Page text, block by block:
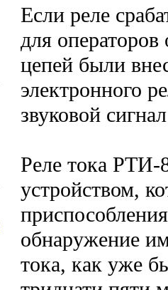
Если реле
для операторов
цепей были
электронного
звуковой
Реле тока
устройством,
обнаружение
тока, как уже